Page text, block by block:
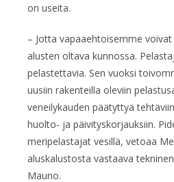
on useita.
– Jotta vapaaehtoisemme
alusten oltava kunnossa.
pelastettavia. Sen vuoksi
uusiin rakenteilla oleviin
veneilykauden päätyttyä
huolto- ja päivityskorjauksiin.
meripelastajat vesillä, vetoaa
aluskalustosta vastaava
Mauno.